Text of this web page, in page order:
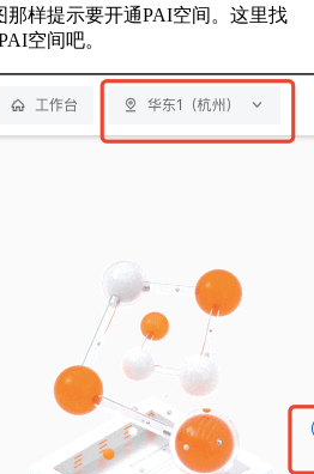
那样提示要开通PAI空间。这里找
空间吧。